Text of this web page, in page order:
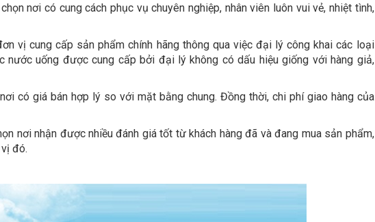
nơi có cung cách phục vụ chuyên nghiệp, nhân viên luôn vui vẻ, nhiệt tình,
vị cung cấp sản phẩm chính hãng thông qua việc đại lý công khai các loại
uống được cung cấp bởi đại lý không có dấu hiệu giống với hàng giả,
có giá bán hợp lý so với mặt bằng chung. Đồng thời, chi phí giao hàng của
nơi nhận được nhiều đánh giá tốt từ khách hàng đã và đang mua sản phẩm,
đó.